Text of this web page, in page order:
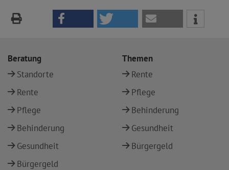
Beratung
Standorte
Rente
Pflege
Behinderung
Gesundheit
Bürgergeld
Themen
Rente
Pflege
Behinderung
Gesundheit
Bürgergeld